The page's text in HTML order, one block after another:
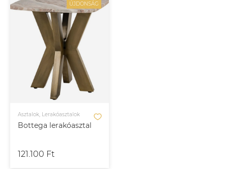
ÚJDONSÁG
Bottega lerakóasztal
Asztalok, Lerakóasztalok
121.100 Ft